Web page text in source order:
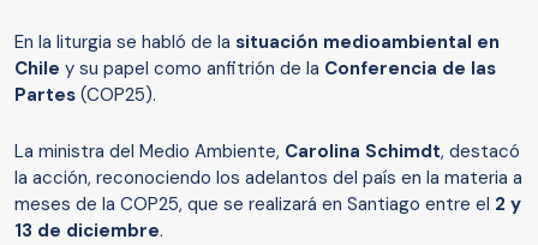
En la liturgia se habló de la situación medioambiental en
Chile y su papel como anfitrión de la Conferencia de las
Partes (COP25).
La ministra del Medio Ambiente, Carolina Schimdt, destacó
la acción, reconociendo los adelantos del país en la materia a
meses de la COP25, que se realizará en Santiago entre el 2 y
13 de diciembre.